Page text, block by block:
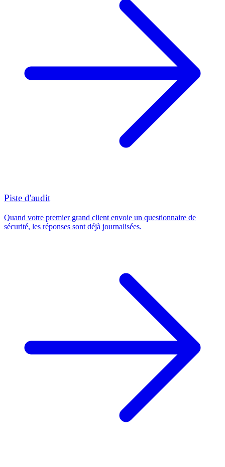
Piste d'audit
Quand votre premier grand client envoie un questionnaire de
sécurité, les réponses sont déjà journalisées.